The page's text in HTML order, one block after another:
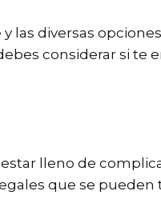
las diversas
considerar si te
lleno de
que se pueden